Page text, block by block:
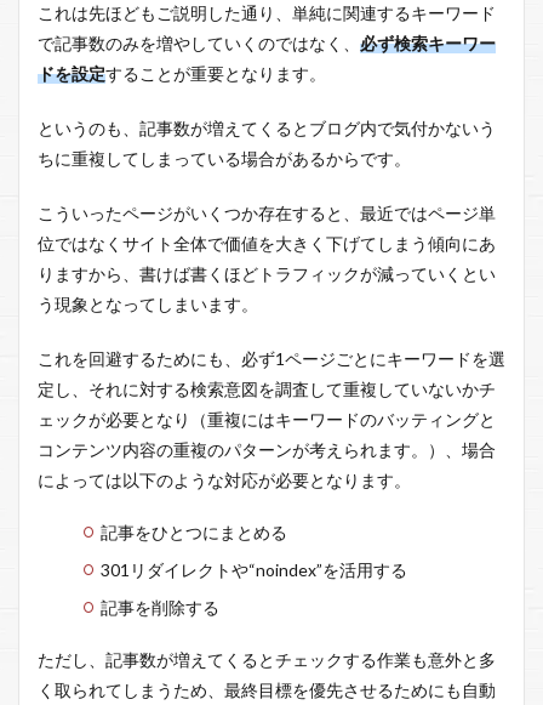
これは先ほどもご説明した通り、単純に関連するキーワード
で記事数のみを増やしていくのではなく、 必ず検索キーワー
ドを設定することが重要となります。
というのも、記事数が増えてくるとブログ内で気付かないう
ちに重複してしまっている場合があるからです。
こういったページがいくつか存在すると、最近ではページ単
位ではなくサイト全体で価値を大きく下げてしまう傾向にあ
りますから、書けば書くほどトラフィックが減っていくとい
う現象となってしまいます。
これを回避するためにも、必ず1ページごとにキーワードを選
定し、それに対する検索意図を調査して重複していないかチ
ェックが必要となり（重複にはキーワードのバッティングと
コンテンツ内容の重複のパターンが考えられます。）、場合
によっては以下のような対応が必要となります。
記事をひとつにまとめる
301リダイレクトや“noindex”を活用する
記事を削除する
ただし、記事数が増えてくるとチェックする作業も意外と多
く取られてしまうため、最終目標を優先させるためにも自動